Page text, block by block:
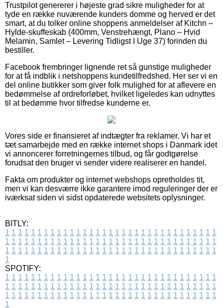
Trustpilot genererer i højeste grad sikre muligheder for at
tyde en række nuværende kunders domme og herved er det
smart, at du tolker online shoppens anmeldelser af Kitchn –
Hylde-skuffeskab (400mm, Venstrehængt, Plano – Hvid
Melamin, Samlet – Levering Tidligst I Uge 37) forinden du
bestiller.
Facebook frembringer lignende ret så gunstige muligheder
for at få indblik i netshoppens kundetilfredshed. Her ser vi en
del online butikker som giver folk mulighed for at aflevere en
bedømmelse af ordreforløbet, hvilket ligeledes kan udnyttes
til at bedømme hvor tilfredse kunderne er.
Vores side er finansieret af indtægter fra reklamer. Vi har et
tæt samarbejde med en række internet shops i Danmark idet
vi annoncerer forretningernes tilbud, og får godtgørelse
forudsat den bruger vi sender videre realiserer en handel.
Fakta om produkter og internet webshops opretholdes tit,
men vi kan desværre ikke garantere imod reguleringer der er
iværksat siden vi sidst opdaterede websitets oplysninger.
BITLY:
1 1 1 1 1 1 1 1 1 1 1 1 1 1 1 1 1 1 1 1 1 1 1 1 1 1 1 1 1 1 1 1 1
1 1 1 1 1 1 1 1 1 1 1 1 1 1 1 1 1 1 1 1 1 1 1 1 1 1 1 1 1 1 1 1 1
1 1 1 1 1 1 1 1 1 1 1 1 1 1 1 1 1 1 1 1 1 1 1 1 1 1 1 1 1 1 1 1 1
1
SPOTIFY:
1 1 1 1 1 1 1 1 1 1 1 1 1 1 1 1 1 1 1 1 1 1 1 1 1 1 1 1 1 1 1 1 1
1 1 1 1 1 1 1 1 1 1 1 1 1 1 1 1 1 1 1 1 1 1 1 1 1 1 1 1 1 1 1 1 1
1 1 1 1 1 1 1 1 1 1 1 1 1 1 1 1 1 1 1 1 1 1 1 1 1 1 1 1 1 1 1 1 1
1